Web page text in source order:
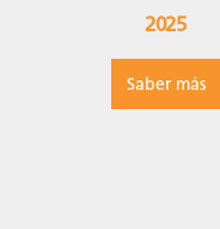
2025
Saber más